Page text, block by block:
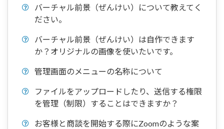
バーチャル前景（ぜんけい）について教えてく
ださい。
バーチャル前景（ぜんけい）は自作できます
か？オリジナルの画像を使いたいです。
管理画面のメニューの名称について
ファイルをアップロードしたり、送信する権限
を管理（制限）することはできますか？
お客様と商談を開始する際にZoomのような案